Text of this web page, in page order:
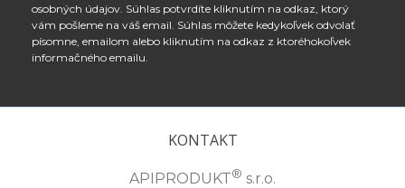
osobných údajov. Súhlas potvrdíte kliknutím na odkaz, ktorý
vám pošleme na váš email. Súhlas môžete kedykoľvek odvolať
písomne, emailom alebo kliknutím na odkaz z ktoréhokoľvek
informačného emailu.
KONTAKT
APIPRODUKT® s.r.o.